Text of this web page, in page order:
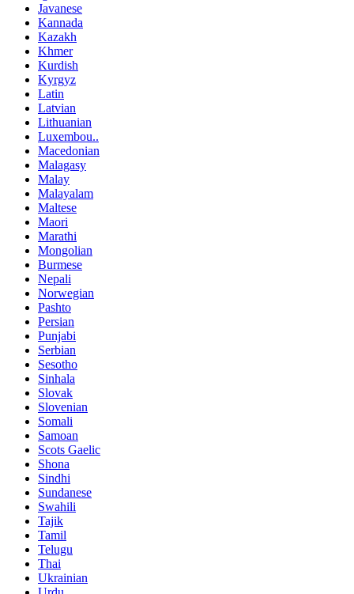
Javanese
Kannada
Kazakh
Khmer
Kurdish
Kyrgyz
Latin
Latvian
Lithuanian
Luxembou..
Macedonian
Malagasy
Malay
Malayalam
Maltese
Maori
Marathi
Mongolian
Burmese
Nepali
Norwegian
Pashto
Persian
Punjabi
Serbian
Sesotho
Sinhala
Slovak
Slovenian
Somali
Samoan
Scots Gaelic
Shona
Sindhi
Sundanese
Swahili
Tajik
Tamil
Telugu
Thai
Ukrainian